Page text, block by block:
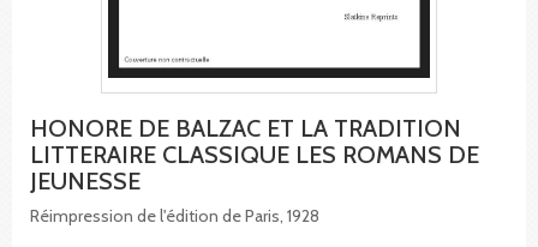
HONORE DE BALZAC ET LA TRADITION
LITTERAIRE CLASSIQUE LES ROMANS DE
JEUNESSE
Réimpression de l'édition de Paris, 1928